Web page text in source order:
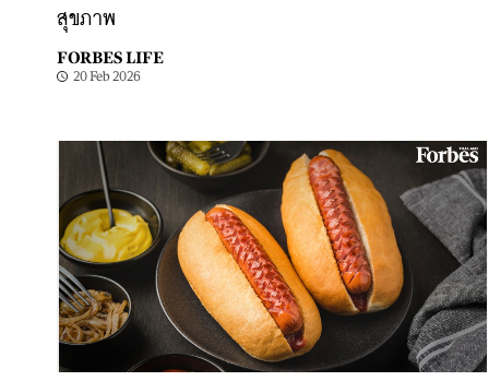
สุขภาพ
FORBES LIFE
20 Feb 2026